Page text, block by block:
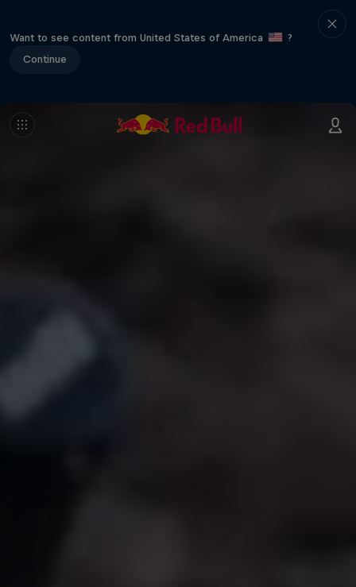
Want to see content from United States of America
?
Continue